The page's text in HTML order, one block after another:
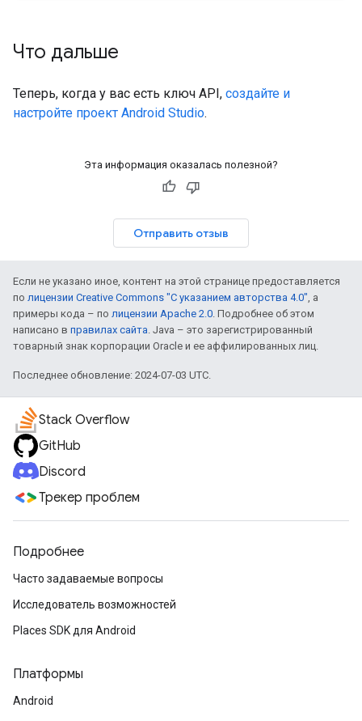
Что дальше
Теперь, когда у вас есть ключ API, создайте и
настройте проект Android Studio.
Эта информация оказалась полезной?
Отправить отзыв
Если не указано иное, контент на этой странице предоставляется
по лицензии Creative Commons "С указанием авторства 4.0", а
примеры кода – по лицензии Apache 2.0. Подробнее об этом
написано в правилах сайта. Java – это зарегистрированный
товарный знак корпорации Oracle и ее аффилированных лиц.
Последнее обновление: 2024-07-03 UTC.
Stack Overflow
GitHub
Discord
Трекер проблем
Подробнее
Часто задаваемые вопросы
Исследователь возможностей
Places SDK для Android
Платформы
Android